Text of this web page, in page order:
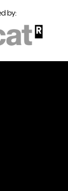
by: